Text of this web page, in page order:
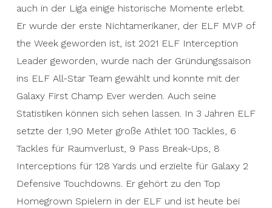
auch in der Liga einige historische Momente erlebt.
Er wurde der erste Nichtamerikaner, der ELF MVP of
the Week geworden ist, ist 2021 ELF Interception
Leader geworden, wurde nach der Gründungssaison
ins ELF All-Star Team gewählt und konnte mit der
Galaxy First Champ Ever werden. Auch seine
Statistiken können sich sehen lassen. In 3 Jahren ELF
setzte der 1,90 Meter große Athlet 100 Tackles, 6
Tackles für Raumverlust, 9 Pass Break-Ups, 8
Interceptions für 128 Yards und erzielte für Galaxy 2
Defensive Touchdowns. Er gehört zu den Top
Homegrown Spielern in der ELF und ist heute bei